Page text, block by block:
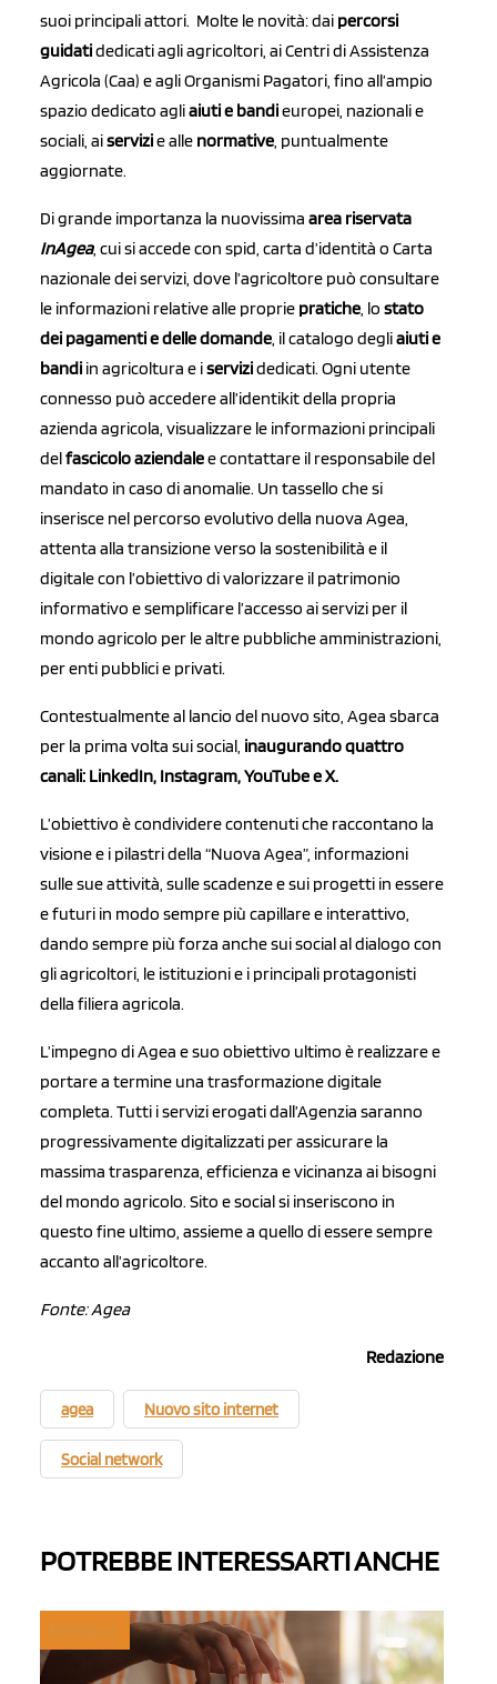
suoi principali attori. Molte le novità: dai percorsi
guidatidedicati agli agricoltori, ai Centri di Assistenza
Agricola (Caa) e agli Organismi Pagatori, fino all’ampio
spazio dedicato agliaiuti e bandieuropei, nazionali e
sociali, aiservizie alle normative, puntualmente
aggiornate.
Di grande importanza la nuovissima area riservata
InAgea, cui si accede con spid, carta d’identità o Carta
nazionale dei servizi, dove l’agricoltore può consultare
le informazioni relative alle proprie pratiche, lo stato
dei pagamenti e delle domande, il catalogo degliaiuti e
bandi in agricoltura e iservizidedicati. Ogni utente
connesso può accedere all’identikit della propria
azienda agricola, visualizzare le informazioni principali
delfascicolo aziendalee contattare il responsabile del
mandato in caso di anomalie. Un tassello che si
inserisce nel percorso evolutivo della nuova Agea,
attenta alla transizione verso la sostenibilità e il
digitale con l’obiettivo di valorizzare il patrimonio
informativo e semplificare l’accesso ai servizi per il
mondo agricolo per le altre pubbliche amministrazioni,
per enti pubblici e privati.
Contestualmente al lancio del nuovo sito, Agea sbarca
per la prima volta sui social, inaugurando quattro
canali: LinkedIn, Instagram, YouTube e X.
L’obiettivo è condividere contenuti che raccontano la
visione e i pilastri della “Nuova Agea”, informazioni
sulle sue attività, sulle scadenze e sui progetti in essere
e futuri in modo sempre più capillare e interattivo,
dando sempre più forza anche sui social al dialogo con
gli agricoltori, le istituzioni e i principali protagonisti
della filiera agricola.
L’impegno di Agea e suo obiettivo ultimo è realizzare e
portare a termine una trasformazione digitale
completa. Tutti i servizi erogati dall’Agenzia saranno
progressivamente digitalizzati per assicurare la
massima trasparenza, efficienza e vicinanza ai bisogni
del mondo agricolo. Sito e social si inseriscono in
questo fine ultimo, assieme a quello di essere sempre
accanto all’agricoltore.
Fonte: Agea
Redazione
agea Nuovo sito internet
Social network
POTREBBE INTERESSARTI ANCHE